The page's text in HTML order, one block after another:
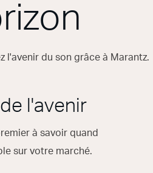
l'avenir du son grâce à Marantz.
l'avenir
à savoir quand
sur votre marché.